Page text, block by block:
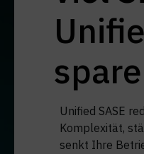
Unified SASE
Komplexität,
senkt Ihre